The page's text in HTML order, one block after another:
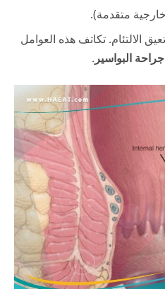
متقدمة).
الالتئام. تكاتف هذه العوامل
جراحة البواسير .